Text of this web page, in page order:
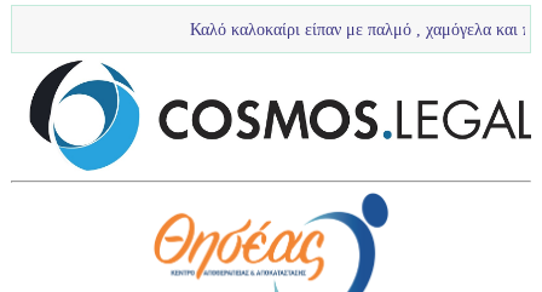
Καλό καλοκαίρι είπαν με παλμό , χαμόγελα και πολύ νερό τα